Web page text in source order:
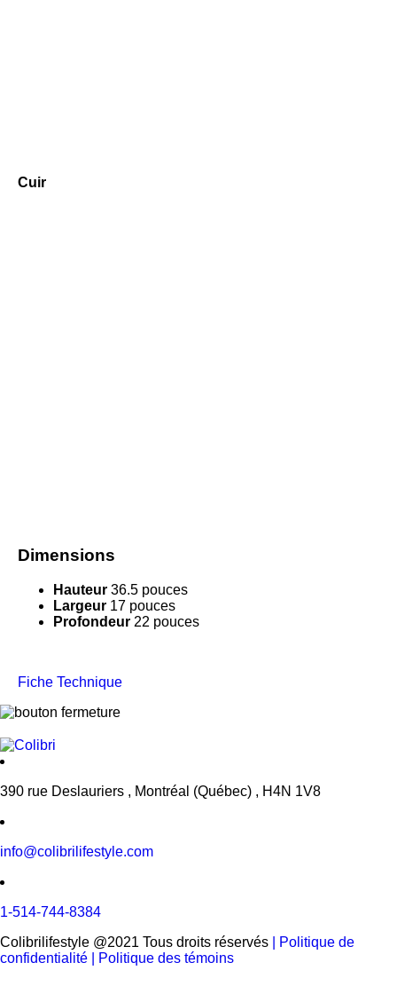
Cuir
Dimensions
Hauteur 36.5 pouces
Largeur 17 pouces
Profondeur 22 pouces
Fiche Technique
390 rue Deslauriers , Montréal (Québec) , H4N 1V8
info@colibrilifestyle.com
1-514-744-8384
Colibrilifestyle @2021 Tous droits réservés
| Politique de
confidentialité
| Politique des témoins